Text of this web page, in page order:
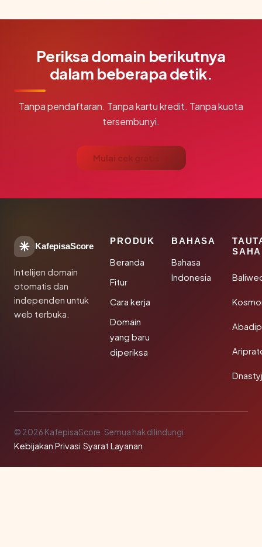
Periksa domain berikutnya
dalam beberapa detik.
Tanpa pendaftaran. Tanpa kartu kredit. Tanpa kuota
tersembunyi.
Mulai cek gratis →
KafepisaScore
Intelijen domain
otomatis dan
independen untuk
web terbuka.
PRODUK
Beranda
Fitur
Cara kerja
Domain
yang baru
diperiksa
BAHASA
Bahasa
Indonesia
© 2026 KafepisaScore. Semua hak dilindungi.
Kebijakan Privasi·Syarat Layanan